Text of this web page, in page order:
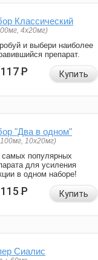
Классический
4x20мг)
и выбери наиболее
препарат.
Р Купить
"Два в одном"
10x20мг)
популярных
для усиления
в одном наборе!
Р Купить
Сиалис